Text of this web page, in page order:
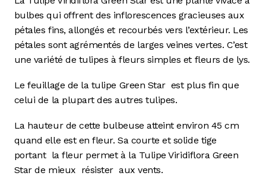
bulbes qui offrent des inflorescences gracieuses aux
pétales fins, allongés et recourbés vers l’extérieur. Les
pétales sont agrémentés de larges veines vertes. C’est
une variété de tulipes à fleurs simples et fleurs de lys.
Le feuillage de la tulipe Green Star est plus fin que
celui de la plupart des autres tulipes.
La hauteur de cette bulbeuse atteint environ 45 cm
quand elle est en fleur. Sa courte et solide tige
portant la fleur permet à la Tulipe Viridiflora Green
Star de mieux résister aux vents.